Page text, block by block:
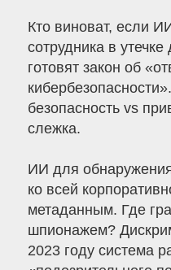
Кто виноват, если
сотрудника в
готовят закон об
безопасность vs
слежка.
ИИ для обнаружения
ко всей
метаданным. Где
шпионажем?
2023 году система